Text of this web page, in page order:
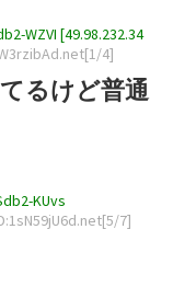
WZVI [49.98.232.34
4]
るけど普通
KUvs
7]